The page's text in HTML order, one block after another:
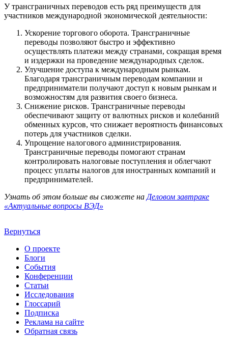
У трансграничных переводов есть ряд преимуществ для
участников международной экономической деятельности:
Ускорение торгового оборота. Трансграничные
переводы позволяют быстро и эффективно
осуществлять платежи между странами, сокращая время
и издержки на проведение международных сделок.
Улучшение доступа к международным рынкам.
Благодаря трансграничным переводам компании и
предприниматели получают доступ к новым рынкам и
возможностям для развития своего бизнеса.
Снижение рисков. Трансграничные переводы
обеспечивают защиту от валютных рисков и колебаний
обменных курсов, что снижает вероятность финансовых
потерь для участников сделки.
Упрощение налогового администрирования.
Трансграничные переводы помогают странам
контролировать налоговые поступления и облегчают
процесс уплаты налогов для иностранных компаний и
предпринимателей.
Узнать об этом больше вы сможете на Деловом завтраке
«Актуальные вопросы ВЭД»
Вернуться
О проекте
Блоги
События
Конференции
Статьи
Исследования
Глоссарий
Подписка
Реклама на сайте
Обратная связь